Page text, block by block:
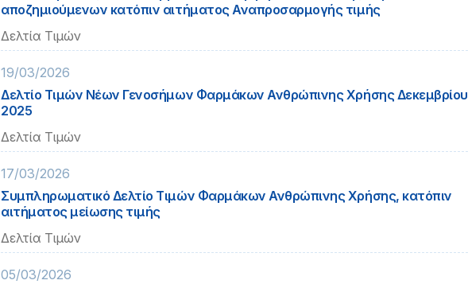
αποζημιούμενων κατόπιν αιτήματος Αναπροσαρμογής τιμής
Δελτία Τιμών
19/03/2026
Δελτίο Τιμών Νέων Γενοσήμων Φαρμάκων Ανθρώπινης Χρήσης Δεκεμβρίου
2025
Δελτία Τιμών
17/03/2026
Συμπληρωματικό Δελτίο Τιμών Φαρμάκων Ανθρώπινης Χρήσης, κατόπιν
αιτήματος μείωσης τιμής
Δελτία Τιμών
05/03/2026